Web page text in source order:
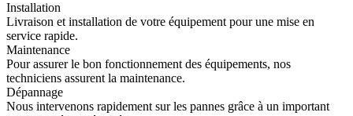
Installation
Livraison et installation de votre équipement pour une mise en
service rapide.
Maintenance
Pour assurer le bon fonctionnement des équipements, nos
techniciens assurent la maintenance.
Dépannage
Nous intervenons rapidement sur les pannes grâce à un important